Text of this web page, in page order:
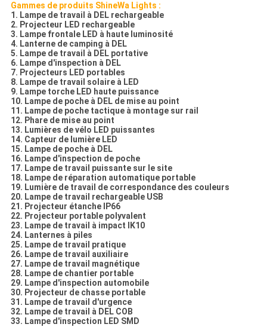
Gammes de produits ShineWa Lights :
1. Lampe de travail à DEL rechargeable
2. Projecteur LED rechargeable
3. Lampe frontale LED à haute luminosité
4. Lanterne de camping à DEL
5. Lampe de travail à DEL portative
6. Lampe d'inspection à DEL
7. Projecteurs LED portables
8. Lampe de travail solaire à LED
9. Lampe torche LED haute puissance
10. Lampe de poche à DEL de mise au point
11. Lampe de poche tactique à montage sur rail
12. Phare de mise au point
13. Lumières de vélo LED puissantes
14. Capteur de lumière LED
15. Lampe de poche à DEL
16. Lampe d'inspection de poche
17. Lampe de travail puissante sur le site
18. Lampe de réparation automatique portable
19. Lumière de travail de correspondance des couleurs
20. Lampe de travail rechargeable USB
21. Projecteur étanche IP66
22. Projecteur portable polyvalent
23. Lampe de travail à impact IK10
24. Lanternes à piles
25. Lampe de travail pratique
26. Lampe de travail auxiliaire
27. Lampe de travail magnétique
28. Lampe de chantier portable
29. Lampe d'inspection automobile
30. Projecteur de chasse portable
31. Lampe de travail d'urgence
32. Lampe de travail à DEL COB
33. Lampe d'inspection LED SMD